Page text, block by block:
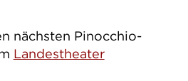
nächsten Pinocchio-
Landestheater